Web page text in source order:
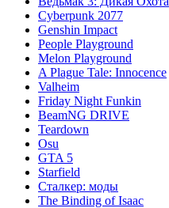
Cyberpunk 2077
Genshin Impact
People Playground
Melon Playground
A Plague Tale: Innocence
Valheim
Friday Night Funkin
BeamNG DRIVE
Teardown
Osu
GTA 5
Starfield
Сталкер: моды
The Binding of Isaac